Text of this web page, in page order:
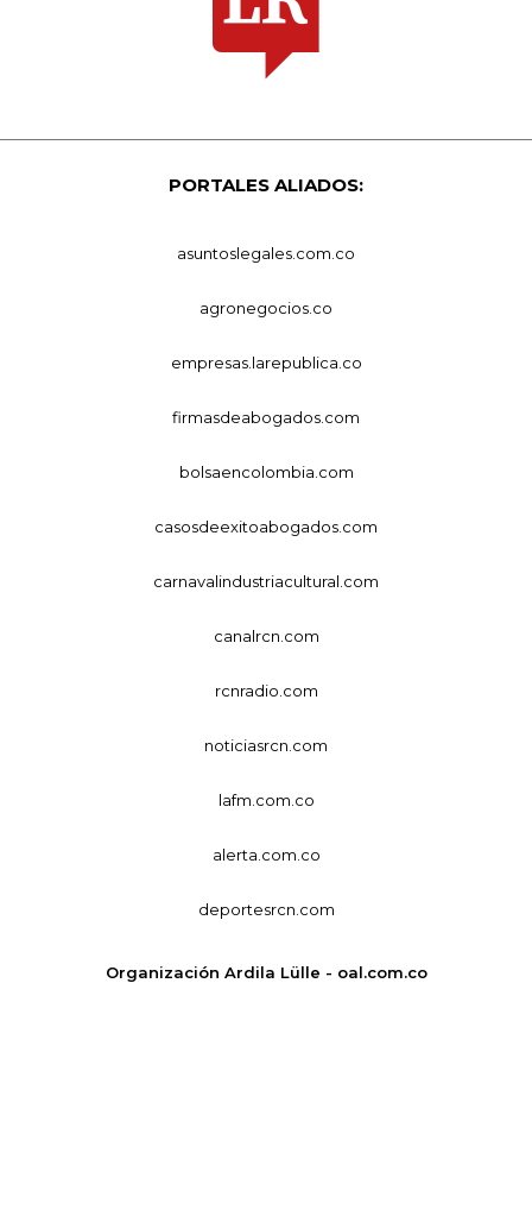
PORTALES ALIADOS:
asuntoslegales.com.co
agronegocios.co
empresas.larepublica.co
firmasdeabogados.com
bolsaencolombia.com
casosdeexitoabogados.com
carnavalindustriacultural.com
canalrcn.com
rcnradio.com
noticiasrcn.com
lafm.com.co
alerta.com.co
deportesrcn.com
Organización Ardila Lülle - oal.com.co